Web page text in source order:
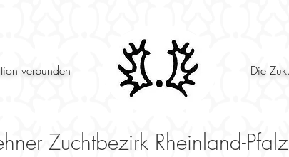
verbunden Die
Zuchtbezirk Rheinland-